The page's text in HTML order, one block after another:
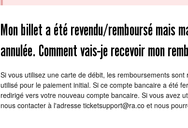
Mon billet a été revendu/remboursé mais
annulée. Comment vais-je recevoir mon
Si vous utilisez une carte de débit, les remboursements
utilisé pour le paiement initial. Si ce compte bancaire a été
redirigé vers votre nouveau compte bancaire. Si vous avez
nous contacter à l'adresse ticketsupport@ra.co et nous